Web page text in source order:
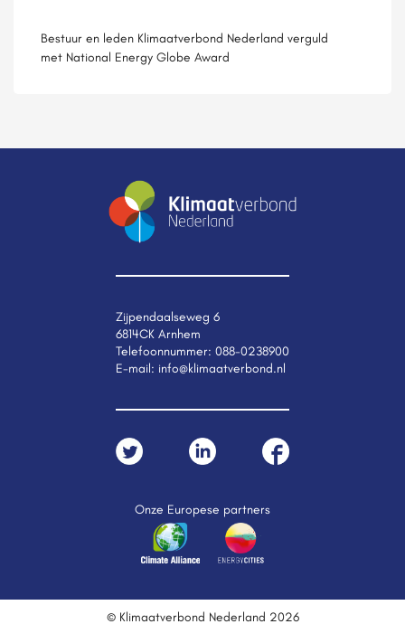
Bestuur en leden Klimaatverbond Nederland verguld
met National Energy Globe Award
Zijpendaalseweg 6
6814CK Arnhem
Telefoonnummer: 088-0238900
E-mail: info@klimaatverbond.nl
Onze Europese partners
© Klimaatverbond Nederland 2026